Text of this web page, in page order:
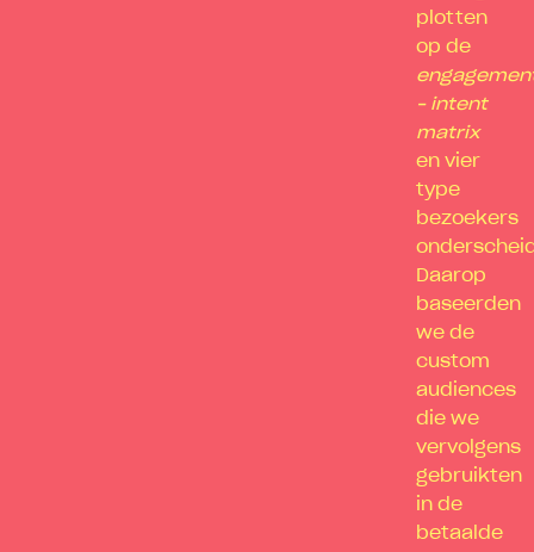
plotten
op de
– intent
matrix
envier
type
bezoekers
Daarop
baseerden
we de
custom
audiences
die we
vervolgens
gebruikten
in de
betaalde